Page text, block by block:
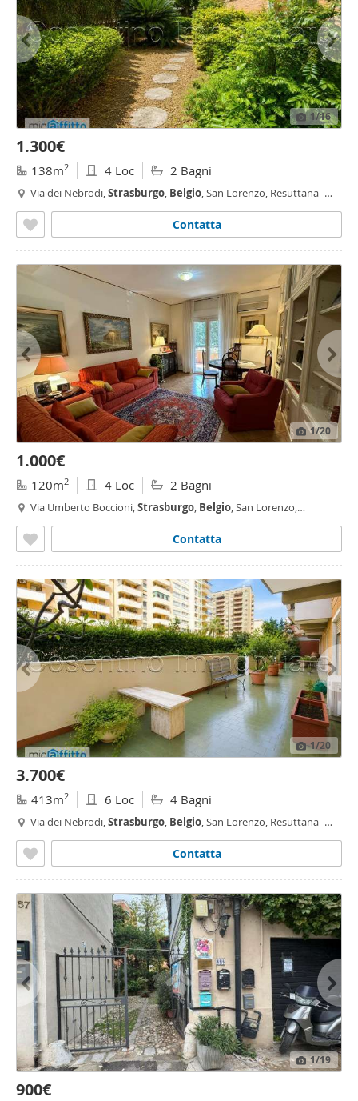
1/16
1.300€
138m2 4 Loc 2 Bagni
Via dei Nebrodi,Strasburgo, Belgio, San Lorenzo, Resuttana -
Contatta
1/20
1.000€
120m2 4 Loc 2 Bagni
Via Umberto Boccioni,Strasburgo, Belgio, San Lorenzo,
Contatta
1/20
3.700€
413m2 6 Loc 4 Bagni
Via dei Nebrodi,Strasburgo, Belgio, San Lorenzo, Resuttana -
Contatta
1/19
900€